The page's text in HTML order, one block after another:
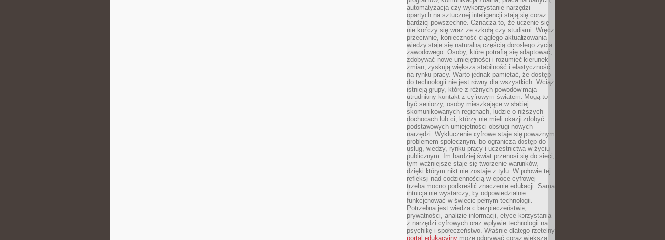
automatyzacja czy wykorzystanie narzędzi
opartych na sztucznej inteligencji stają się coraz
bardziej powszechne. Oznacza to, że uczenie się
nie kończy się wraz ze szkołą czy studiami. Wręcz
przeciwnie, konieczność ciągłego aktualizowania
wiedzy staje się naturalną częścią dorosłego życia
zawodowego. Osoby, które potrafią się adaptować,
zdobywać nowe umiejętności i rozumieć kierunek
zmian, zyskują większą stabilność i elastyczność
na rynku pracy. Warto jednak pamiętać, że dostęp
do technologii nie jest równy dla wszystkich. Wciąż
istnieją grupy, które z różnych powodów mają
utrudniony kontakt z cyfrowym światem. Mogą to
być seniorzy, osoby mieszkające w słabiej
skomunikowanych regionach, ludzie o niższych
dochodach lub ci, którzy nie mieli okazji zdobyć
podstawowych umiejętności obsługi nowych
narzędzi. Wykluczenie cyfrowe staje się poważnym
problemem społecznym, bo ogranicza dostęp do
usług, wiedzy, rynku pracy i uczestnictwa w życiu
publicznym. Im bardziej świat przenosi się do sieci,
tym ważniejsze staje się tworzenie warunków,
dzięki którym nikt nie zostaje z tyłu. W połowie tej
refleksji nad codziennością w epoce cyfrowej
trzeba mocno podkreślić znaczenie edukacji. Sama
intuicja nie wystarczy, by odpowiedzialnie
funkcjonować w świecie pełnym technologii.
Potrzebna jest wiedza o bezpieczeństwie,
prywatności, analizie informacji, etyce korzystania
z narzędzi cyfrowych oraz wpływie technologii na
psychikę i społeczeństwo. Właśnie dlatego rzetelny
portal edukacyjny może odgrywać coraz większą